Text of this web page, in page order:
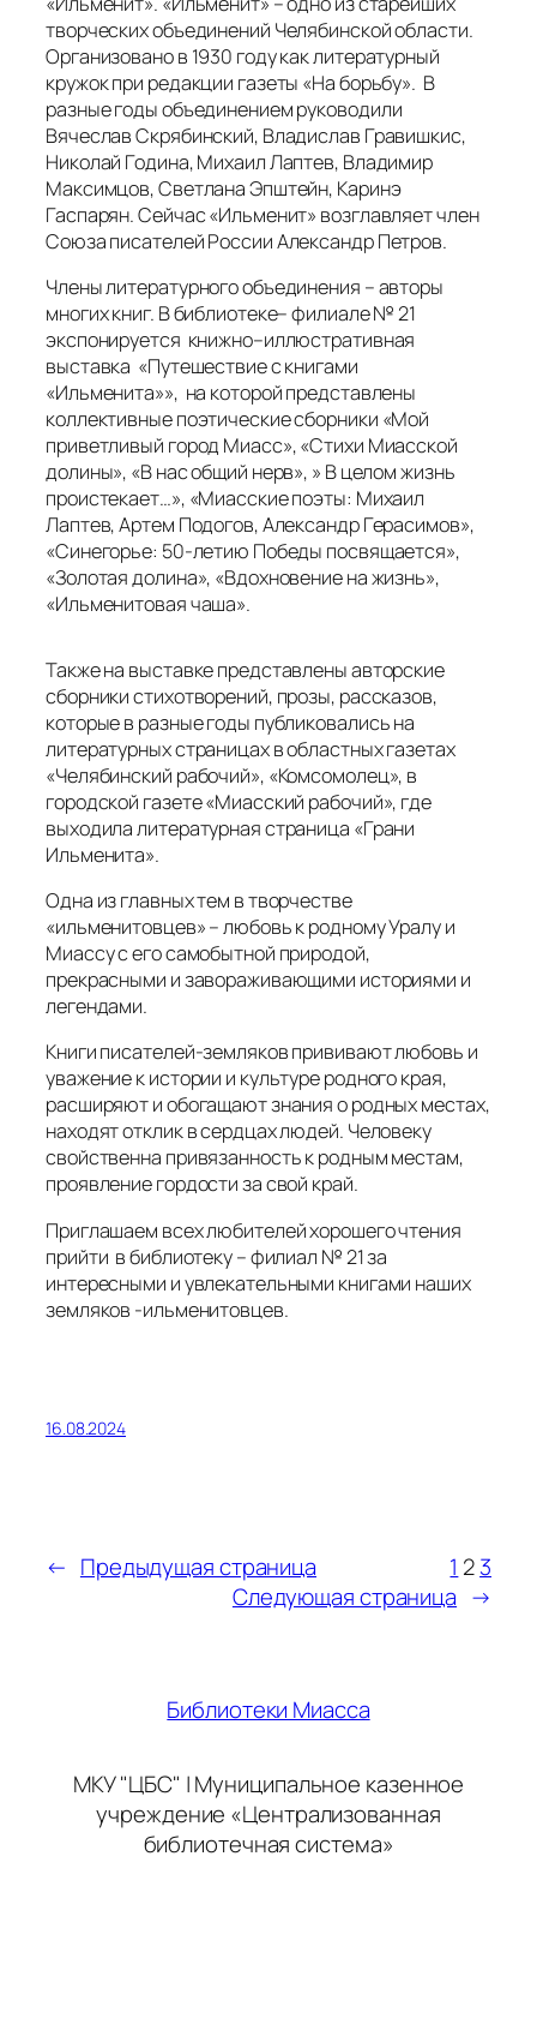
Николай Година, Михаил Лаптев, Владимир
Максимцов, Светлана Эпштейн, Каринэ
Гаспарян. Сейчас «Ильменит» возглавляет член
Союза писателей России Александр Петров.
Члены литературного объединения – авторы
многих книг. В библиотеке– филиале № 21
экспонируется книжно–иллюстративная
выставка «Путешествие с книгами
«Ильменита»», на которой представлены
коллективные поэтические сборники «Мой
приветливый город Миасс», «Стихи Миасской
долины», «В нас общий нерв», » В целом жизнь
проистекает…», «Миасские поэты: Михаил
Лаптев, Артем Подогов, Александр Герасимов»,
«Синегорье: 50-летию Победы посвящается»,
«Золотая долина», «Вдохновение на жизнь»,
«Ильменитовая чаша».
Также на выставке представлены авторские
сборники стихотворений, прозы, рассказов,
которые в разные годы публиковались на
литературных страницах в областных газетах
городской газете «Миасский рабочий», где
выходила литературная страница «Грани
Ильменита».
Одна из главных тем в творчестве
«ильменитовцев» – любовь к родному Уралу и
Миассу с его самобытной природой,
прекрасными и завораживающими историями и
легендами.
Книги писателей-земляков прививают любовь и
уважение к истории и культуре родного края,
расширяют и обогащают знания о родных местах,
находят отклик в сердцах людей. Человеку
свойственна привязанность к родным местам,
проявление гордости за свой край.
Приглашаем всех любителей хорошего чтения
прийти в библиотеку – филиал № 21 за
интересными и увлекательными книгами наших
земляков -ильменитовцев.
16.08.2024
← Предыдущая страница
Библиотеки Миасса
библиотечная система»